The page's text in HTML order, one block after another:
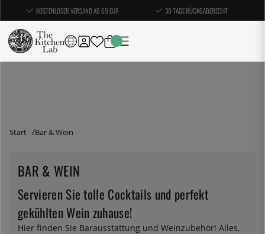
KOSTENLOSER VERSAND AB 69 EUR 30 TAGE RÜCKGABERECHT
Start Bar & Wein
BAR & WEIN
Servieren Sie tolle Cocktails und perfekt
gekühlten Wein zuhause!
Hier finden Sie Barausstattung und Weinzubehör! Alles,